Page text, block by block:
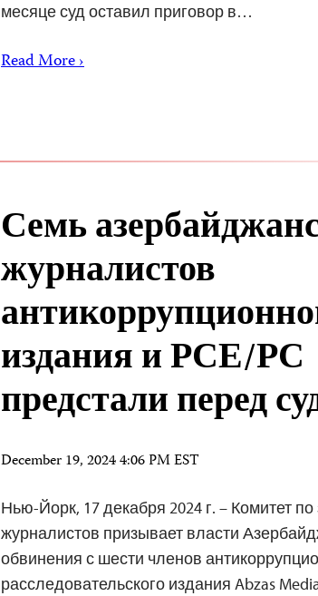
месяце суд оставил приговор в…
Read More ›
Семь
журналистов
издания и РСЕ/РС
предстали перед
December 19, 2024 4:06 PM EST
Нью-Йорк, 17 декабря 2024 г. – Комитет
журналистов призывает власти
обвинения с шести членов
расследовательского издания Abzas